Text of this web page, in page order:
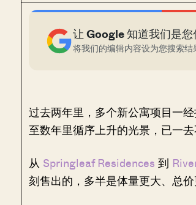
让 Google 知道我们是
将我们的编辑内容设为您搜索
过去两年里，多个新公寓项目一
至数年里循序上升的光景，已一去
从 Springleaf Residences 到
刻售出的，多半是体量更大、总